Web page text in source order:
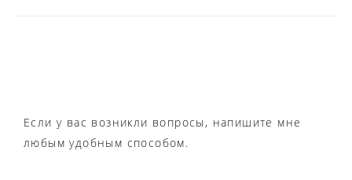
Если у вас возникли вопросы, напишите мне
любым удобным способом.